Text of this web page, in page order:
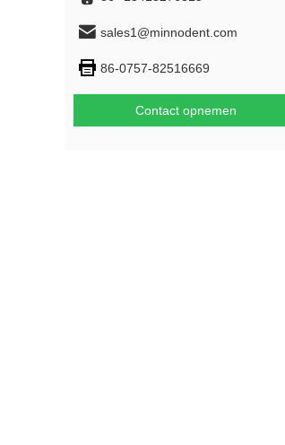
sales1@minnodent.com
86-0757-82516669
Contact opnemen